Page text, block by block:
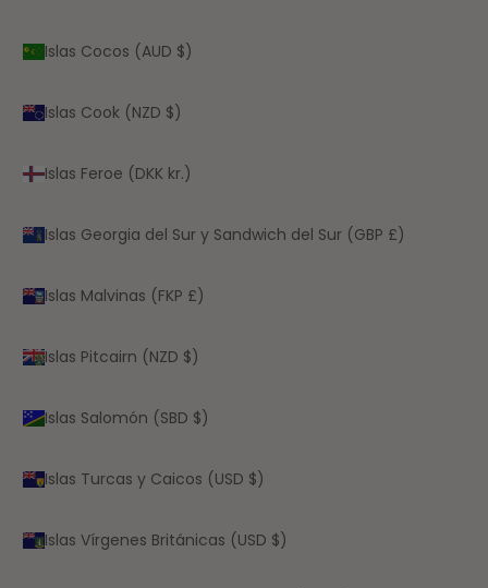
Islas Cocos (AUD $)
Islas Cook (NZD $)
Islas Feroe (DKK kr.)
Islas Georgia del Sur y Sandwich del Sur (GBP £)
Islas Malvinas (FKP £)
Islas Pitcairn (NZD $)
Islas Salomón (SBD $)
Islas Turcas y Caicos (USD $)
Islas Vírgenes Británicas (USD $)